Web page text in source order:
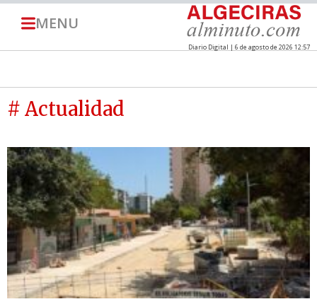
MENU
Diario Digital | 6 de agosto de 2026 12:57
# Actualidad